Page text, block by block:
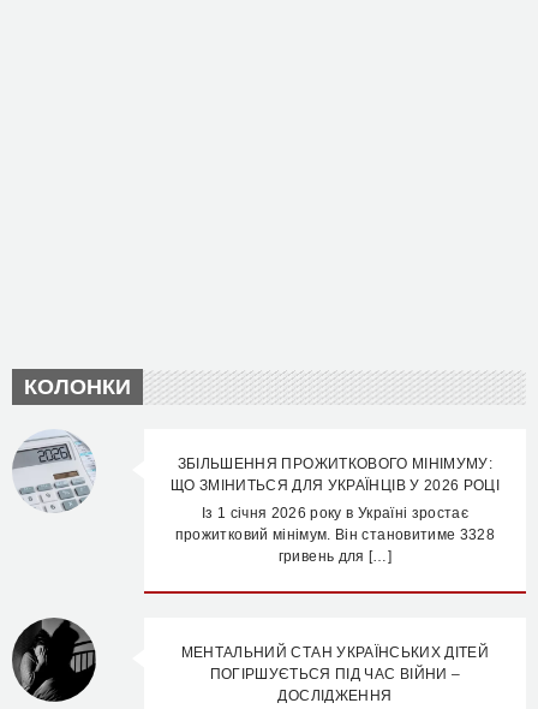
КОЛОНКИ
ЗБІЛЬШЕННЯ ПРОЖИТКОВОГО МІНІМУМУ:
ЩО ЗМІНИТЬСЯ ДЛЯ УКРАЇНЦІВ У 2026 РОЦІ
Із 1 січня 2026 року в Україні зростає
прожитковий мінімум. Він становитиме 3328
гривень для […]
МЕНТАЛЬНИЙ СТАН УКРАЇНСЬКИХ ДІТЕЙ
ПОГІРШУЄТЬСЯ ПІД ЧАС ВІЙНИ –
ДОСЛІДЖЕННЯ